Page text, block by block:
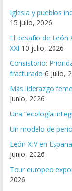
Iglesia y pueblos
15 julio, 2026
El desafío de León
XXI 10 julio, 2026
Consistorio:
fracturado 6 julio,
Más liderazgo
junio, 2026
Una “ecología
Un modelo de
León XIV en
junio, 2026
Tour europeo
2026